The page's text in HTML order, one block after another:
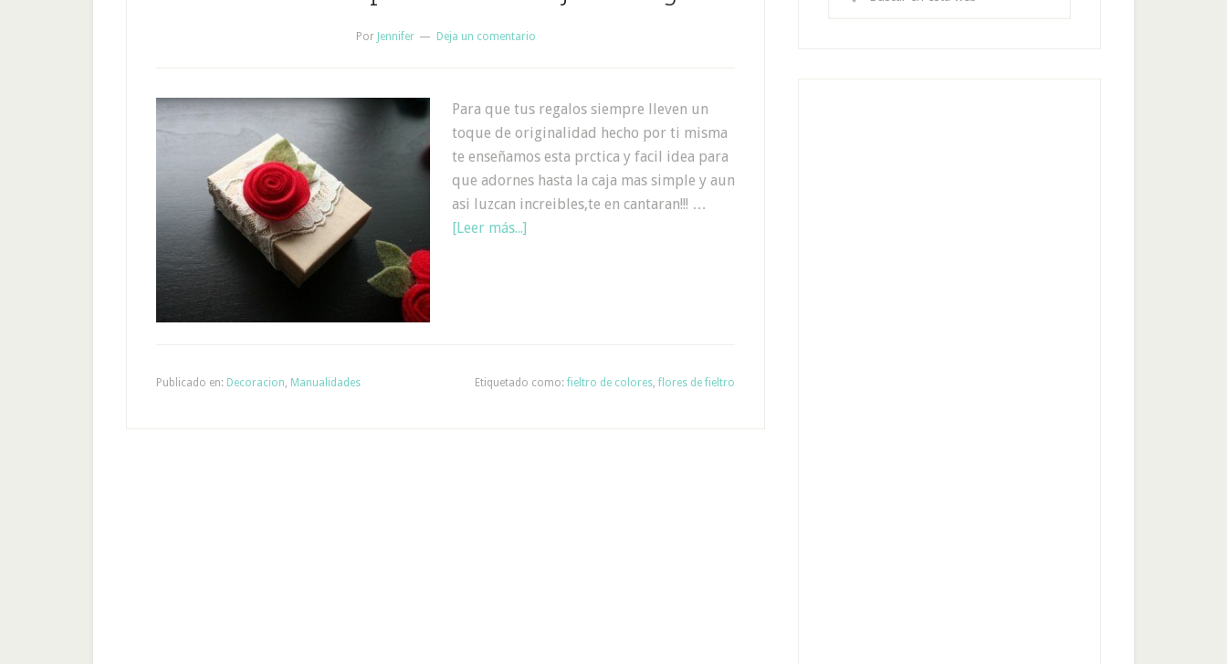
Por Jennifer Deja un comentario
Para que tus regalos siempre lleven un
toque de originalidad hecho por ti misma
te enseñamos esta prctica y facil idea para
que adornes hasta la caja mas simple y aun
asi luzcan increibles,te en cantaran!!! …
[Leer más...]
Publicado en: Decoracion, Manualidades Etiquetado como: fieltro de colores, flores de fieltro